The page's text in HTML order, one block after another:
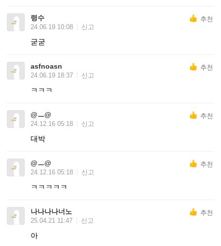
령수
추천
24.06.19 10:08
신고
굳굳
asfnoasn
추천
24.06.19 18:37
신고
ㅋㅋㅋ
@ㅡ@
추천
24.12.16 05:18
신고
대박
@ㅡ@
추천
24.12.16 05:18
신고
ㅋㅋㅋㅋㅋ
나나나나너노
추천
25.04.21 11:47
신고
아